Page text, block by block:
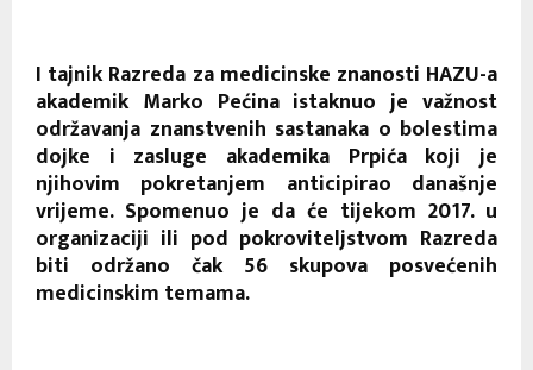
I tajnik Razreda za medicinske znanosti HAZU-a
akademik Marko Pećina istaknuo je važnost
održavanja znanstvenih sastanaka o bolestima
dojke i zasluge akademika Prpića koji je
njihovim pokretanjem anticipirao današnje
vrijeme. Spomenuo je da će tijekom 2017. u
organizaciji ili pod pokroviteljstvom Razreda
biti održano čak 56 skupova posvećenih
medicinskim temama.